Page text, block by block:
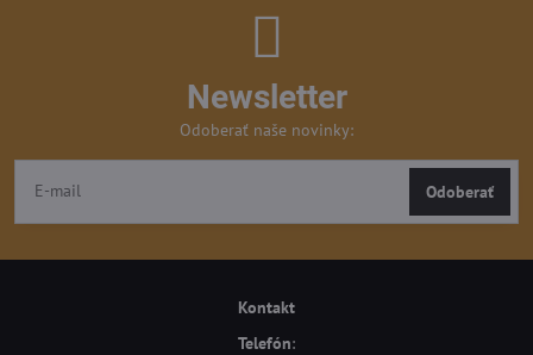
Newsletter
Odoberať naše novinky:
Odoberať
Kontakt
Telefón: